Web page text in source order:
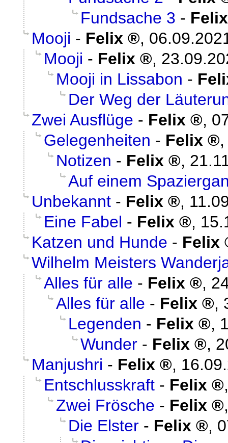
Fundsache 3 - Felix
Mooji - Felix ,
Mooji - Felix ,
Mooji in Lissabon -
Der Weg der
Zwei Ausflüge - Felix ,
Gelegenheiten - Felix
Notizen - Felix ,
Auf einem
Unbekannt - Felix ,
Eine Fabel - Felix ,
Katzen und Hunde - Felix
Wilhelm Meisters
Alles für alle - Felix ,
Alles für alle - Felix ,
Legenden - Felix ,
Wunder - Felix ,
Manjushri - Felix ,
Entschlusskraft - Felix
Zwei Frösche - Felix
Die Elster - Felix ,